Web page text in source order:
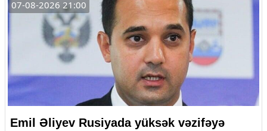
07-08-2026 21:00
Emil Əliyev Rusiyada yüksək vəzifəyə